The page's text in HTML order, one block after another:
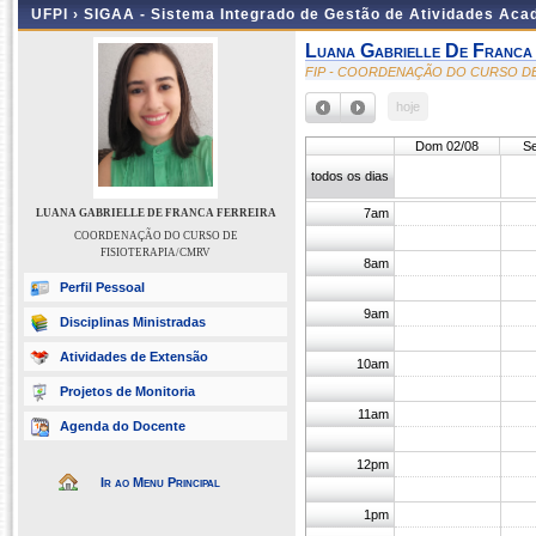
UFPI › SIGAA - Sistema Integrado de Gestão de Atividades
LUANA GABRIELLE DE FRANCA FERREIRA
COORDENAÇÃO DO CURSO DE
FISIOTERAPIA/CMRV
Perfil Pessoal
Disciplinas Ministradas
Atividades de Extensão
Projetos de Monitoria
Agenda do Docente
Ir ao Menu Principal
Luana Gabrielle De
FIP - COORDENAÇÃO DO CURSO
hoje
Dom 02/08
todos os dias
7am
8am
9am
10am
11am
12pm
1pm